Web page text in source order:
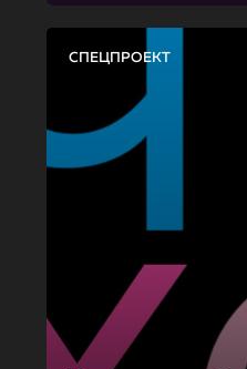
СПЕЦПРОЕКТ